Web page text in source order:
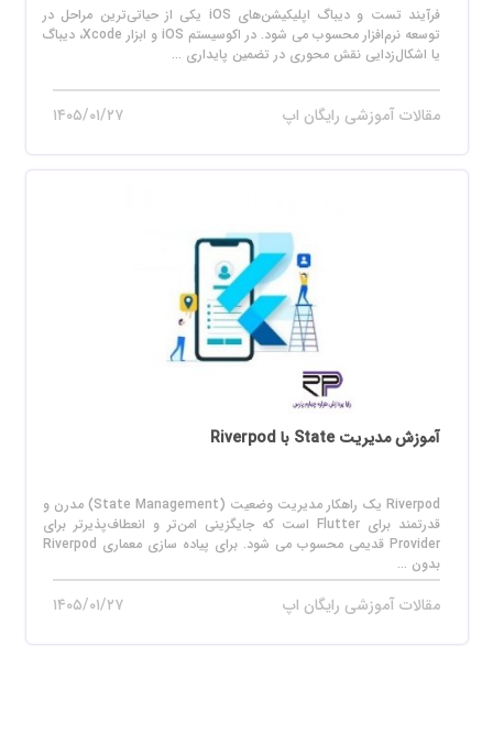
فرآیند تست و دیباگ اپلیکیشن‌های iOS یکی از حیاتی‌ترین مراحل در
توسعه نرم‌افزار محسوب می‌ شود. در اکوسیستم iOS و ابزار Xcode، دیباگ
یا اشکال‌زدایی نقش محوری در تضمین پایداری ...
مقالات آموزشی رایگان اپ ۱۴۰۵/۰۱/۲۷
آموزش مدیریت State با Riverpod
Riverpod یک راهکار مدیریت وضعیت (State Management) مدرن و
قدرتمند برای Flutter است که جایگزینی امن‌تر و انعطاف‌پذیرتر برای
Provider قدیمی محسوب می‌ شود. برای پیاده‌ سازی معماری Riverpod
بدون ...
مقالات آموزشی رایگان اپ ۱۴۰۵/۰۱/۲۷